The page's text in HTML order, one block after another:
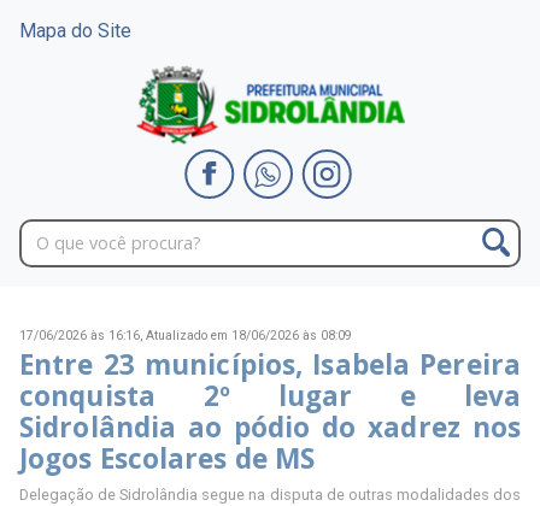
Mapa do Site
17/06/2026 às 16:16, Atualizado em 18/06/2026 às 08:09
Entre 23 municípios, Isabela Pereira
conquista 2º lugar e leva
Sidrolândia ao pódio do xadrez nos
Jogos Escolares de MS
Delegação de Sidrolândia segue na disputa de outras modalidades dos